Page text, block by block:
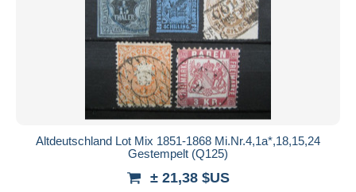
Altdeutschland Lot Mix 1851-1868 Mi.Nr.4,1a*,18,15,24
Gestempelt (Q125)
± 21,38 $US